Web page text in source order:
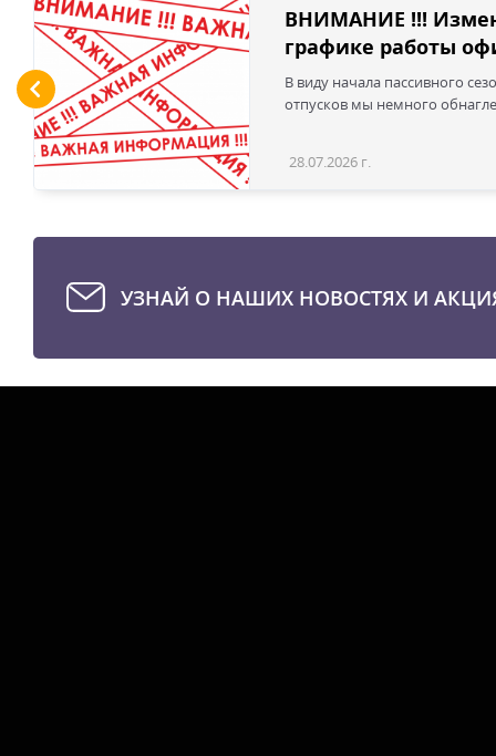
ВНИМАНИЕ !!!
графике работы
В виду начала пассивного
отпусков мы немного
28.07.2026 г.
УЗНАЙ О НАШИХ НОВОСТЯХ И